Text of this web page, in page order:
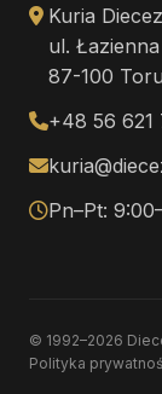
Kuria
ul. Łazienna
87-100
+48 56 621
Pn–Pt:
© 1992–2026
Polityka